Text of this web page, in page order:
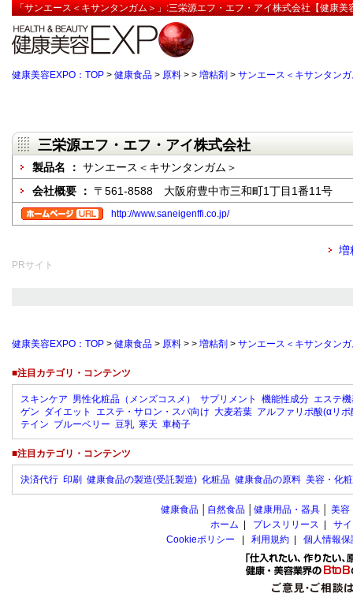
「サンエース＜キサンタンガム＞」:三栄源エフ・エフ・アイ株式会社【健康美
健康美容EXPO：TOP > 健康食品 > 原料 > > 増粘剤 > サンエース＜キサンタン
三栄源エフ・エフ・アイ株式会社
製品名 ： サンエース＜キサンタンガム＞
会社概要 ： 〒561-8588 大阪府豊中市三和町1丁目1番11号
http://www.saneigenffi.co.jp/
増
PRサイト
健康美容EXPO：TOP > 健康食品 > 原料 > > 増粘剤 > サンエース＜キサンタン
■注目カテゴリ・コンテンツ
スキンケア 男性化粧品（メンズコスメ） サプリメント 機能性成分 エステ
ゲン ダイエット エステ・サロン・スパ向け 大麦若葉 アルファリポ酸(αリポ
テイン ブルーベリー 豆乳 寒天 車椅子
■注目カテゴリ・コンテンツ
決済代行 印刷 健康食品の製造(受託製造) 化粧品 健康食品の原料 美容・化
健康食品 自然食品 健康用品・器具 美容
ホーム
プレスリリース
サ
Cookieポリシー
利用規約 個人情報